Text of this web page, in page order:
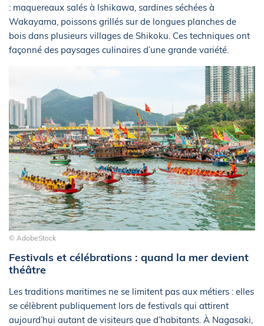
: maquereaux salés à Ishikawa, sardines séchées à
Wakayama, poissons grillés sur de longues planches de
bois dans plusieurs villages de Shikoku. Ces techniques ont
façonné des paysages culinaires d’une grande variété.
© AdobeStock
Festivals et célébrations : quand la mer devient
théâtre
Les traditions maritimes ne se limitent pas aux métiers : elles
se célèbrent publiquement lors de festivals qui attirent
aujourd’hui autant de visiteurs que d’habitants. À Nagasaki,